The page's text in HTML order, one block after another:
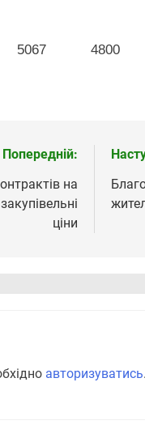
5067 4800
Попередній:
на
ціни
авторизуватись.